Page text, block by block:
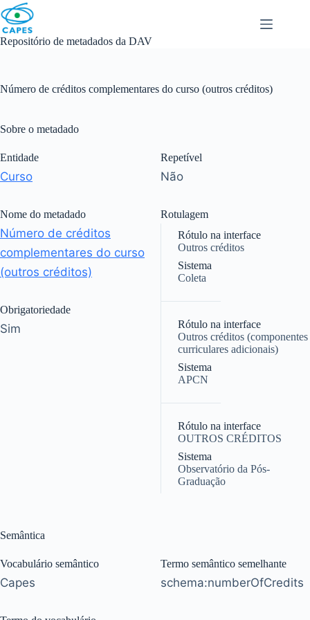
Skip
to
content
Repositório de metadados da DAV
Número de créditos complementares do curso (outros créditos)
Sobre o metadado
Entidade
Curso
Nome do metadado
Número de créditos
complementares do curso
(outros créditos)
Obrigatoriedade
Sim
Repetível
Não
Rotulagem
Rótulo na interface
Outros créditos
Sistema
Coleta
Rótulo na interface
Outros créditos (componentes
curriculares adicionais)
Sistema
APCN
Rótulo na interface
OUTROS CRÉDITOS
Sistema
Observatório da Pós-
Graduação
Semântica
Vocabulário semântico
Capes
Termo semântico semelhante
schema:numberOfCredits